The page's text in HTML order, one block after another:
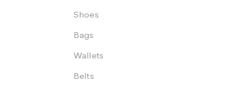
Shoes
Bags
Wallets
Belts